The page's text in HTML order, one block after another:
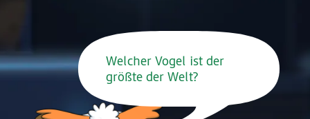
Welcher Vogel ist der
größte der Welt?